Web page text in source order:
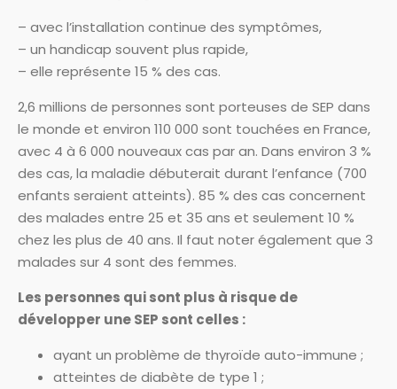
– avec l’installation continue des symptômes,
– un handicap souvent plus rapide,
– elle représente 15 % des cas.
2,6 millions de personnes sont porteuses de SEP dans
le monde et environ 110 000 sont touchées en France,
avec 4 à 6 000 nouveaux cas par an. Dans environ 3 %
des cas, la maladie débuterait durant l’enfance (700
enfants seraient atteints). 85 % des cas concernent
des malades entre 25 et 35 ans et seulement 10 %
chez les plus de 40 ans. Il faut noter également que 3
malades sur 4 sont des femmes.
Les personnes qui sont plus à risque de
développer une SEP sont celles :
ayant un problème de thyroïde auto-immune ;
atteintes de diabète de type 1 ;